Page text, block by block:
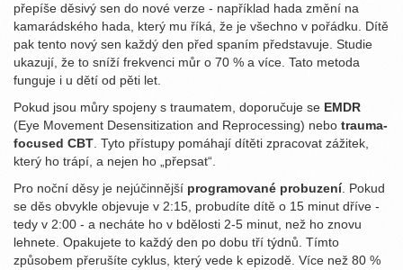
přepíše děsivý sen do nové verze - například hada změní na
kamarádského hada, který mu říká, že je všechno v pořádku. Dítě
pak tento nový sen každý den před spaním představuje. Studie
ukazují, že to sníží frekvenci můr o 70 % a více. Tato metoda
funguje i u dětí od pěti let.
Pokud jsou můry spojeny s traumatem, doporučuje se EMDR
(Eye Movement Desensitization and Reprocessing) nebo trauma-
focused CBT. Tyto přístupy pomáhají dítěti zpracovat zážitek,
který ho trápí, a nejen ho „přepsat“.
Pro noční děsy je nejúčinnější programované probuzení. Pokud
se děs obvykle objevuje v 2:15, probudíte dítě o 15 minut dříve -
tedy v 2:00 - a necháte ho v bdělosti 2-5 minut, než ho znovu
lehnete. Opakujete to každý den po dobu tří týdnů. Tímto
způsobem přerušíte cyklus, který vede k epizodě. Více než 80 %